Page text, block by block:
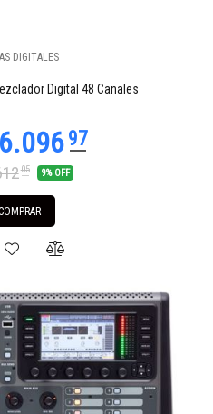
DIGITALES
Digital 48 Canales
05 9% OFF